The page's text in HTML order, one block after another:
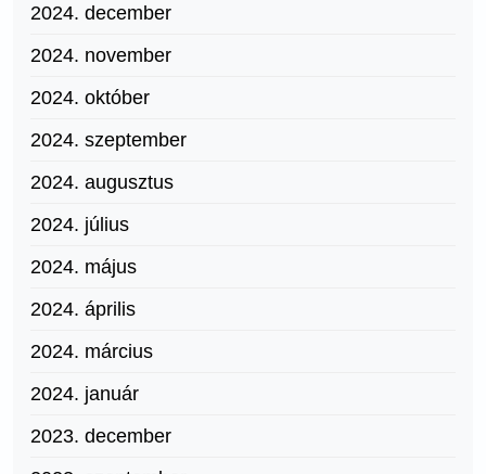
2024. december
2024. november
2024. október
2024. szeptember
2024. augusztus
2024. július
2024. május
2024. április
2024. március
2024. január
2023. december